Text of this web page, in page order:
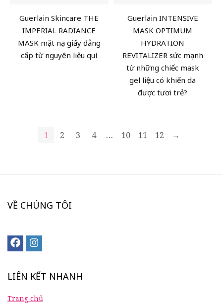
Guerlain Skincare THE
IMPERIAL RADIANCE
MASK mặt nạ giấy đẳng
cấp từ nguyên liệu quí
Guerlain INTENSIVE
MASK OPTIMUM
HYDRATION
REVITALIZER sức mạnh
từ những chiếc mask
gel liệu có khiến da
được tươi trẻ?
1 2 3 4 … 10 11 12 →
VỀ CHÚNG TÔI
LIÊN KẾT NHANH
Trang chủ